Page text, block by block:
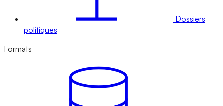
Dossiers
politiques
Formats